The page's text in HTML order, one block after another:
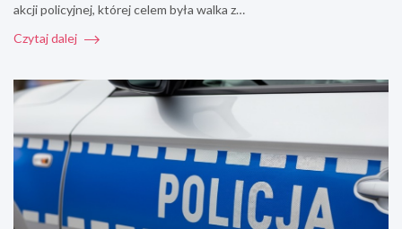
akcji policyjnej, której celem była walka z…
Czytaj dalej